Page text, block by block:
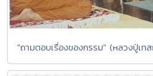
"ถามตอบเรื่องของกรรม" (หลวงปู่เท